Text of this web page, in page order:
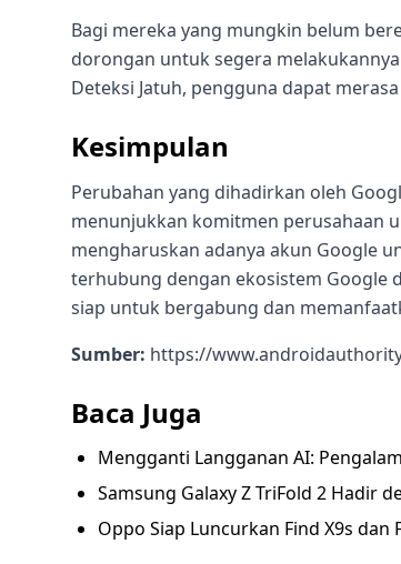
Bagi mereka yang mungkin belum
dorongan untuk segera
Deteksi Jatuh, pengguna dapat
Kesimpulan
Perubahan yang dihadirkan oleh
menunjukkan komitmen perusahaan
mengharuskan adanya akun Google
terhubung dengan ekosistem Google
siap untuk bergabung dan
Sumber: https://
Baca Juga
Mengganti Langganan AI:
Samsung Galaxy Z TriFold 2 Hadir
Oppo Siap Luncurkan Find X9s dan